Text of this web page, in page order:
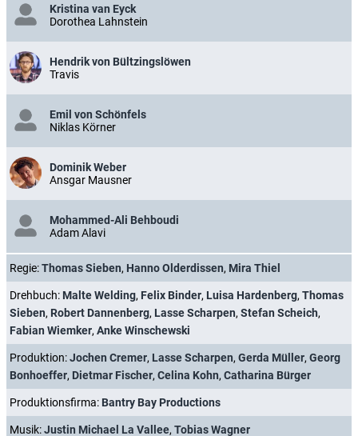
Kristina van Eyck
Dorothea Lahnstein
Hendrik von Bültzingslöwen
Travis
Emil von Schönfels
Niklas Körner
Dominik Weber
Ansgar Mausner
Mohammed-Ali Behboudi
Adam Alavi
Regie:Thomas Sieben, Hanno Olderdissen, Mira Thiel
Drehbuch: Malte Welding, Felix Binder, Luisa Hardenberg, Thomas
Sieben, Robert Dannenberg, Lasse Scharpen, Stefan Scheich,
Fabian Wiemker, Anke Winschewski
Produktion:Jochen Cremer, Lasse Scharpen, Gerda Müller, Georg
Bonhoeffer, Dietmar Fischer, Celina Kohn, Catharina Bürger
Produktionsfirma: Bantry Bay Productions
Musik:Justin Michael La Vallee, Tobias Wagner